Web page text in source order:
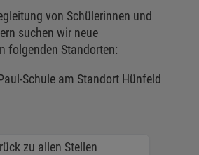
von Schülerinnen und
suchen wir neue
folgenden Standorten:
Schule am Standort Hünfeld
zu allen Stellen